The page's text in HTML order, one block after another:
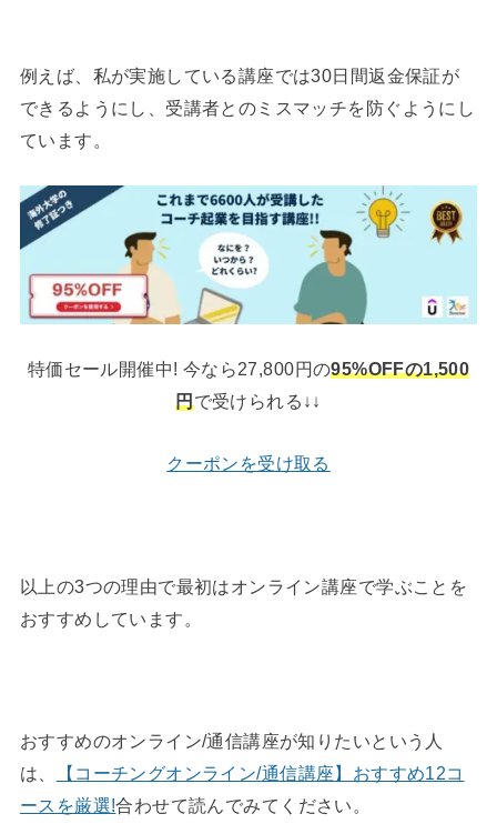
例えば、私が実施している講座では30日間返金保証が
できるようにし、受講者とのミスマッチを防ぐようにし
ています。
特価セール開催中! 今なら27,800円の95%OFFの1,500
円で受けられる↓↓
クーポンを受け取る
以上の3つの理由で最初はオンライン講座で学ぶことを
おすすめしています。
おすすめのオンライン/通信講座が知りたいという人
は、
【コーチングオンライン/通信講座】おすすめ12コ
ースを厳選!合わせて読んでみてください。